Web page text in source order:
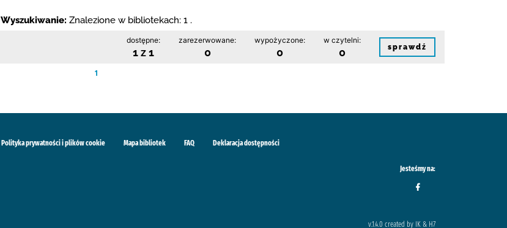
Wyszukiwanie: Znalezione w bibliotekach: 1 .
dostępne:
1 z 1
zarezerwowane:
0
wypożyczone:
0
w czytelni:
0 sprawdź
1
Polityka prywatności i plików cookie Mapa bibliotek FAQ Deklaracja dostępności
Jesteśmy na:
v.1.4.0 created by IK & H7